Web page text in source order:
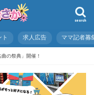
search
ト 求人広告 ママ記者募
の祭典」開催！